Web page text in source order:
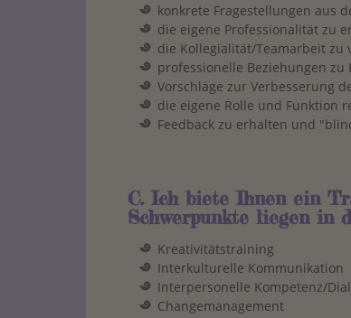
konkrete Fragestellungen aus
die eigene Professionalität zu
die Kollegialität/Teamarbeit zu
professionelle Beziehungen
Vorschläge zur Verbesserung
die eigene Rolle und Funktion
Feedback zu erhalten und
C. Ich biete Ihnen ein
Schwerpunkte liegen in
Kreativitätstraining
Interkulturelle Kommunikation
Interpersonelle Kompetenz/
Changemanagement